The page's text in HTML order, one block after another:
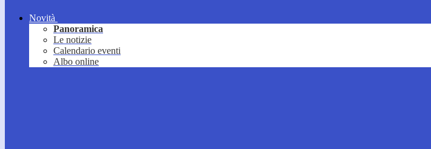
Novità
Panoramica
Le notizie
Calendario eventi
Albo online